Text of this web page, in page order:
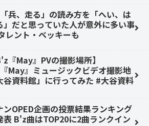
兵、走る」の読み方を「へい、は
」だと思っていた人が意外に多い事
レント・ベッキーも
『May』PVの撮影場所】
May』ミュージックビデオ撮影地
谷資料館」に行ってみた #大谷資料
ンOPED企画の投票結果ランキング
表 B'z曲はTOP20に2曲ランクイン